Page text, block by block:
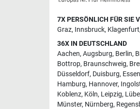
7X PERSÖNLICH FÜR SIE
Graz, Innsbruck, Klagenfurt,
36X IN DEUTSCHLAND
Aachen, Augsburg, Berlin,
Bottrop, Braunschweig,
Düsseldorf, Duisburg, Essen
Hamburg, Hannover,
Koblenz, Köln, Leipzig,
Münster, Nürnberg,